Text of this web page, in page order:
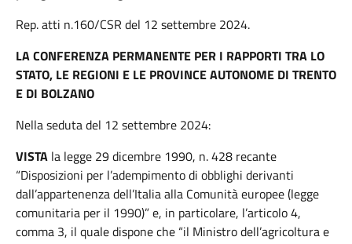
Rep. atti n.160/CSR del 12 settembre 2024.
LA CONFERENZA PERMANENTE PER I RAPPORTI TRA LO
STATO, LE REGIONI E LE PROVINCE AUTONOME DI TRENTO
E DI BOLZANO
Nella seduta del 12 settembre 2024:
VISTA la legge 29 dicembre 1990, n. 428 recante
“Disposizioni per l’adempimento di obblighi derivanti
dall’appartenenza dell’Italia alla Comunità europee (legge
comunitaria per il 1990)” e, in particolare, l’articolo 4,
comma 3, il quale dispone che “il Ministro dell’agricoltura e